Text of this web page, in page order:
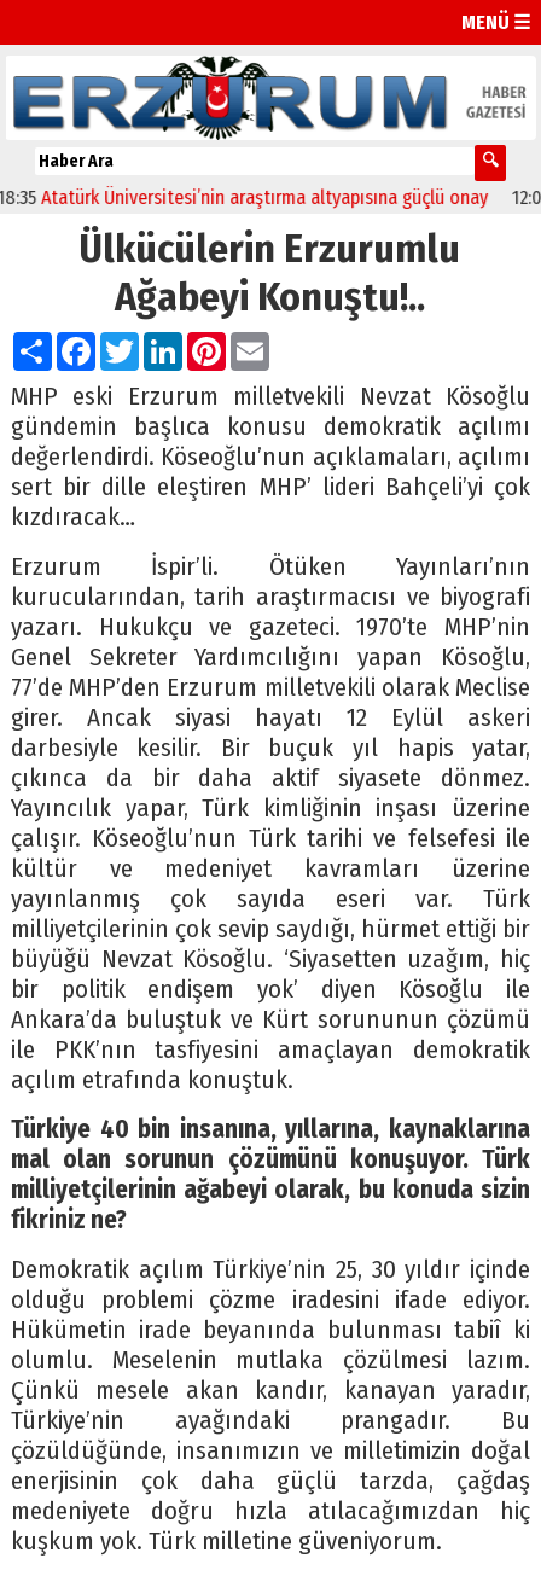
MENÜ ☰
Üniversitesi’nin araştırma altyapısına güçlü onay 12:04 Oltu’da
Ülkücülerin Erzurumlu
Ağabeyi Konuştu!..
PaylaşFacebook
TwitterLinkedIn
Pinterest
Email
MHP eski Erzurum milletvekili Nevzat Kösoğlu
gündemin başlıca konusu demokratik açılımı
değerlendirdi. Köseoğlu’nun açıklamaları, açılımı
sert bir dille eleştiren MHP’ lideri Bahçeli’yi çok
kızdıracak…
Erzurum İspir’li. Ötüken Yayınları’nın
kurucularından, tarih araştırmacısı ve biyografi
yazarı. Hukukçu ve gazeteci. 1970’te MHP’nin
Genel Sekreter Yardımcılığını yapan Kösoğlu,
77’de MHP’den Erzurum milletvekili olarak Meclise
girer. Ancak siyasi hayatı 12 Eylül askeri
darbesiyle kesilir. Bir buçuk yıl hapis yatar,
çıkınca da bir daha aktif siyasete dönmez.
Yayıncılık yapar, Türk kimliğinin inşası üzerine
çalışır. Köseoğlu’nun Türk tarihi ve felsefesi ile
kültür ve medeniyet kavramları üzerine
yayınlanmış çok sayıda eseri var. Türk
milliyetçilerinin çok sevip saydığı, hürmet ettiği bir
büyüğü Nevzat Kösoğlu. ‘Siyasetten uzağım, hiç
bir politik endişem yok’ diyen Kösoğlu ile
Ankara’da buluştuk ve Kürt sorununun çözümü
ile PKK’nın tasfiyesini amaçlayan demokratik
açılım etrafında konuştuk.
Türkiye 40 bin insanına, yıllarına, kaynaklarına
mal olan sorunun çözümünü konuşuyor. Türk
milliyetçilerinin ağabeyi olarak, bu konuda sizin
fikriniz ne?
Demokratik açılım Türkiye’nin 25, 30 yıldır içinde
olduğu problemi çözme iradesini ifade ediyor.
Hükümetin irade beyanında bulunması tabiî ki
olumlu. Meselenin mutlaka çözülmesi lazım.
Çünkü mesele akan kandır, kanayan yaradır,
Türkiye’nin ayağındaki prangadır. Bu
çözüldüğünde, insanımızın ve milletimizin doğal
enerjisinin çok daha güçlü tarzda, çağdaş
medeniyete doğru hızla atılacağımızdan hiç
kuşkum yok. Türk milletine güveniyorum.